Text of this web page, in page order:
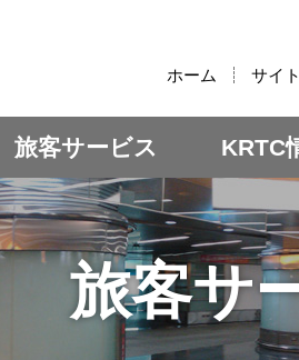
ホーム サイ
旅客サービス KRTC
旅客サ